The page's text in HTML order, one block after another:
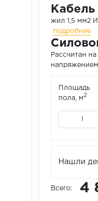
жил 1,5 мм2
подробнее
Рассчитан
Площадь
пола, м2
Нашли
Всего: 4